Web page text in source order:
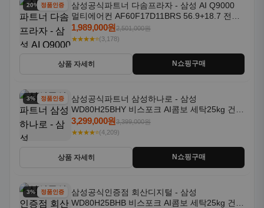
20% 할인정품인증
삼성공식파트너 다솜프라자 - 삼성 AI Q9000
멀티에어컨 AF60F17D11BRS 56.9+18.7 전국
기본설치포함
1,989,000원2,501,000원
★★★★⭐(3,178)
상품 자세히 N쇼핑구매
3% 할인정품인증
삼성공식파트너 삼성하나로 - 삼성
WD80H25BHY 비스포크 AI콤보 세탁25kg 건조
18kg 26년형 일체형 1등급
3,299,000원3,399,000원
★★★★⭐(4,209)
상품 자세히 N쇼핑구매
3% 할인정품인증
삼성공식인증점 회산디지털 - 삼성
WD80H25BHB 비스포크 AI콤보 세탁25kg 건조